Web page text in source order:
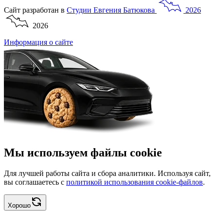
Сайт разработан в Студии Евгения Батюкова
2026
2026
Информация о сайте
Мы используем файлы cookie
Для лучшей работы сайта и сбора аналитики. Используя сайт,
вы соглашаетесь с политикой использования cookie-файлов.
Хорошо